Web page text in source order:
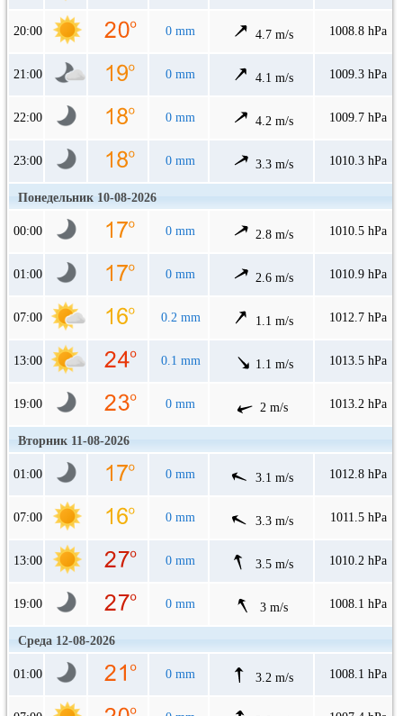
20:00 0 mm 4.7 m/s 1008.8 hPa
21:00 0 mm 4.1 m/s 1009.3 hPa
22:00 0 mm 4.2 m/s 1009.7 hPa
23:00 0 mm 3.3 m/s 1010.3 hPa
Понедельник 10-08-2026
00:00 0 mm 2.8 m/s 1010.5 hPa
01:00 0 mm 2.6 m/s 1010.9 hPa
07:00 0.2 mm 1.1 m/s 1012.7 hPa
13:00 0.1 mm 1.1 m/s 1013.5 hPa
19:00 0 mm 2 m/s 1013.2 hPa
Вторник 11-08-2026
01:00 0 mm 3.1 m/s 1012.8 hPa
07:00 0 mm 3.3 m/s 1011.5 hPa
13:00 0 mm 3.5 m/s 1010.2 hPa
19:00 0 mm 3 m/s 1008.1 hPa
Среда 12-08-2026
01:00 0 mm 3.2 m/s 1008.1 hPa